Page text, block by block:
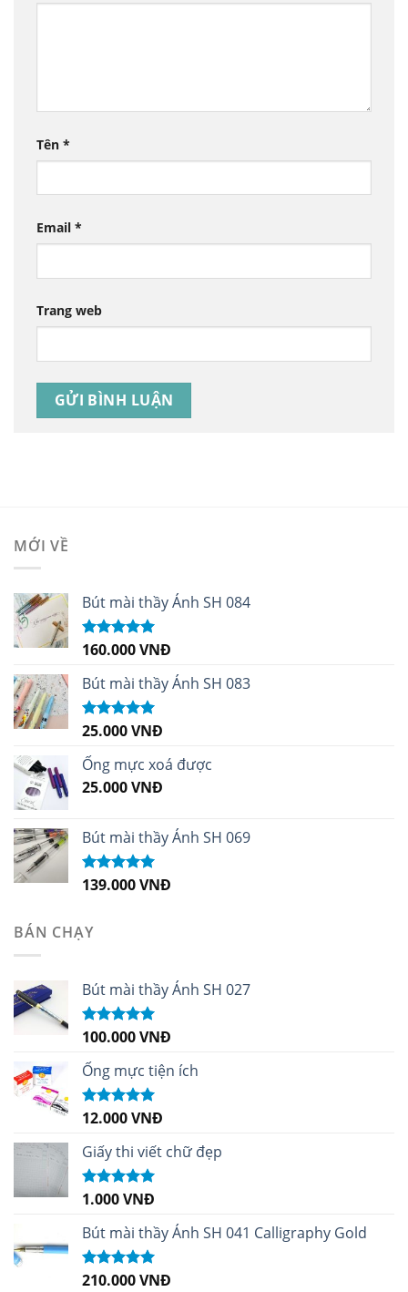
Tên *
Email *
Trang web
MỚI VỀ
Bút mài thầy Ánh SH 084
Được xếp
sao
160.000VNĐ
Bút mài thầy Ánh SH 083
Được xếp
sao
25.000VNĐ
Ống mực xoá được
25.000VNĐ
Bút mài thầy Ánh SH 069
Được xếp
139.000VNĐ
BÁN CHẠY
Bút mài thầy Ánh SH 027
Được xếp
sao
100.000VNĐ
Ống mực tiện ích
Được xếp
sao
12.000VNĐ
Giấy thi viết chữ đẹp
Được xếp
sao
1.000VNĐ
Bút mài thầy Ánh SH 041 Calligraphy Gold
Được xếp
210.000VNĐ